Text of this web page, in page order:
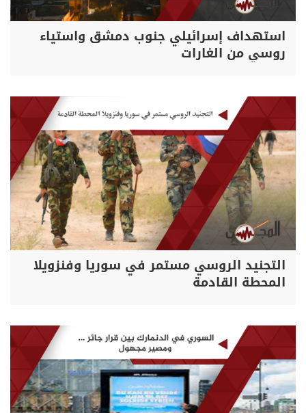
استهداف إسرائيلي جنوب دمشق واستياء
روسي من الغارات
التجنيد الروسي مستمر في سوريا وفنزويلا
المحطة القادمة